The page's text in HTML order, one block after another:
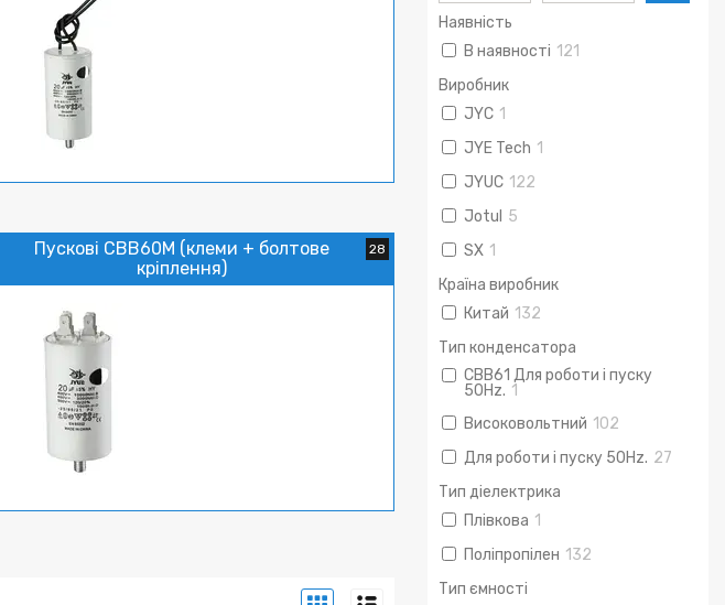
Наявність
В наявності 121
Виробник
JYC 1
JYE Tech 1
JYUC 122
Jotul 5
SX 1
Країна виробник
Китай 132
Тип конденсатора
CBB61 Для роботи і пуску
50Hz. 1
Високовольтний 102
Для роботи і пуску 50Hz. 27
Тип діелектрика
Плівкова 1
Поліпропілен 132
Тип ємності
Пускові CBB60M (клеми + болтове
кріплення)
28